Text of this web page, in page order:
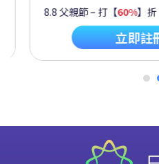
】折，最高減2,092元